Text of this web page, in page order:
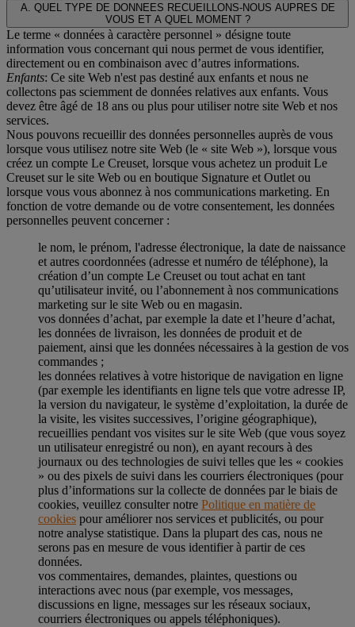
A. QUEL TYPE DE DONNEES RECUEILLONS-NOUS AUPRES DE
VOUS ET A QUEL MOMENT ?
Le terme « données à caractère personnel » désigne toute
information vous concernant qui nous permet de vous identifier,
directement ou en combinaison avec d’autres informations.
Enfants: Ce site Web n'est pas destiné aux enfants et nous ne
collectons pas sciemment de données relatives aux enfants. Vous
devez être âgé de 18 ans ou plus pour utiliser notre site Web et nos
services.
Nous pouvons recueillir des données personnelles auprès de vous
lorsque vous utilisez notre site Web (le « site Web »), lorsque vous
créez un compte Le Creuset, lorsque vous achetez un produit Le
Creuset sur le site Web ou en boutique Signature et Outlet ou
lorsque vous vous abonnez à nos communications marketing. En
fonction de votre demande ou de votre consentement, les données
personnelles peuvent concerner :
le nom, le prénom, l'adresse électronique, la date de naissance
et autres coordonnées (adresse et numéro de téléphone), la
création d’un compte Le Creuset ou tout achat en tant
qu’utilisateur invité, ou l’abonnement à nos communications
marketing sur le site Web ou en magasin.
vos données d’achat, par exemple la date et l’heure d’achat,
les données de livraison, les données de produit et de
paiement, ainsi que les données nécessaires à la gestion de vos
commandes ;
les données relatives à votre historique de navigation en ligne
(par exemple les identifiants en ligne tels que votre adresse IP,
la version du navigateur, le système d’exploitation, la durée de
la visite, les visites successives, l’origine géographique),
recueillies pendant vos visites sur le site Web (que vous soyez
un utilisateur enregistré ou non), en ayant recours à des
journaux ou des technologies de suivi telles que les « cookies
» ou des pixels de suivi dans les courriers électroniques (pour
plus d’informations sur la collecte de données par le biais de
cookies, veuillez consulter notre Politique en matière de
cookies pour améliorer nos services et publicités, ou pour
notre analyse statistique. Dans la plupart des cas, nous ne
serons pas en mesure de vous identifier à partir de ces
données.
vos commentaires, demandes, plaintes, questions ou
interactions avec nous (par exemple, vos messages,
discussions en ligne, messages sur les réseaux sociaux,
courriers électroniques ou appels téléphoniques).